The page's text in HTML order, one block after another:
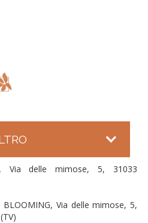
Via delle mimose, 5, 31033
BLOOMING, Via delle mimose, 5,